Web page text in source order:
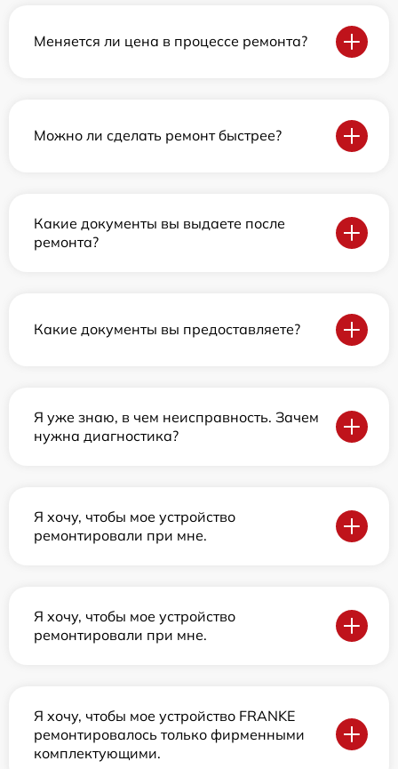
Меняется ли цена в процессе ремонта?
Можно ли сделать ремонт быстрее?
Какие документы вы выдаете после
ремонта?
Какие документы вы предоставляете?
Я уже знаю, в чем неисправность. Зачем
нужна диагностика?
Я хочу, чтобы мое устройство
ремонтировали при мне.
Я хочу, чтобы мое устройство
ремонтировали при мне.
Я хочу, чтобы мое устройство FRANKE
ремонтировалось только фирменными
комплектующими.